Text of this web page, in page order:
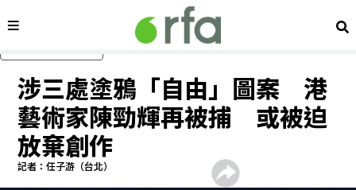
內容分類 搜
涉三處塗鴉「自由」圖案 港
藝術家陳勁輝再被捕 或被迫
放棄創作
記者：任子游（台北）